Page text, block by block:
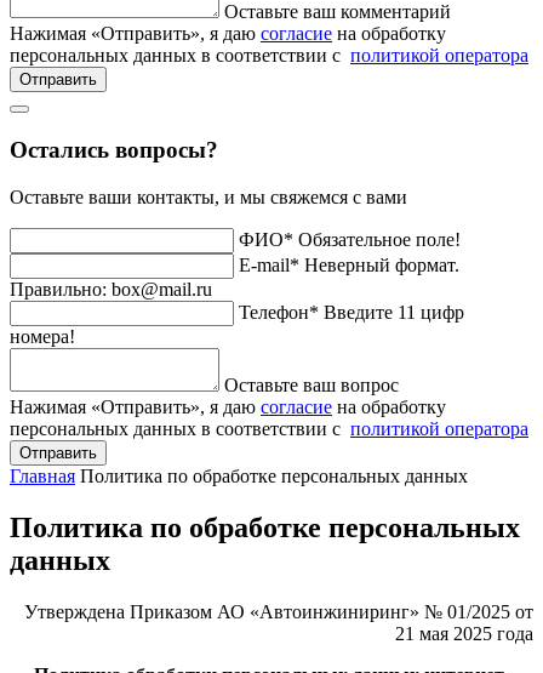
Оставьте ваш комментарий
Нажимая «Отправить», я даю согласие на обработку
персональных данных в соответствии с политикой оператора
Отправить
Остались вопросы?
Оставьте ваши контакты, и мы свяжемся с вами
ФИО* Обязательное поле!
E-mail* Неверный формат.
Правильно: box@mail.ru
Телефон* Введите 11 цифр
номера!
Оставьте ваш вопрос
Нажимая «Отправить», я даю согласие на обработку
персональных данных в соответствии с политикой оператора
Отправить
Главная Политика по обработке персональных данных
Политика по обработке персональных
данных
Утверждена Приказом АО «Автоинжиниринг» № 01/2025 от
21 мая 2025 года